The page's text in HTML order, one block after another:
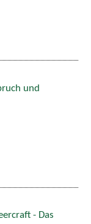
und
- Das